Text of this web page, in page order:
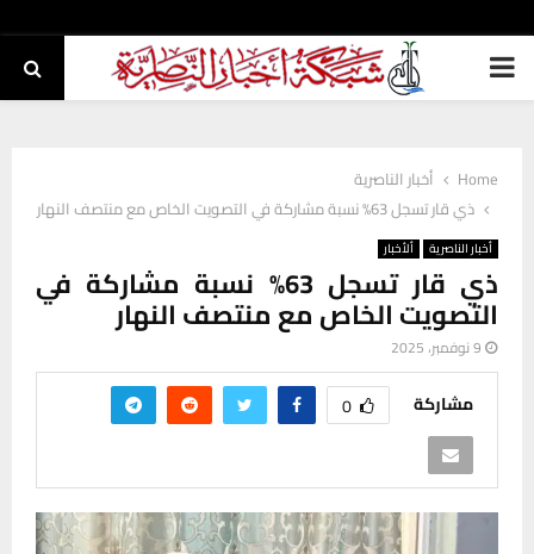
PRIMARY
Home
أخبار الناصرية
ذي قار تسجل 63% نسبة مشاركة في التصويت الخاص مع منتصف النهار
أخبار الناصرية ألأخبار
ذي قار تسجل 63% نسبة مشاركة في
التصويت الخاص مع منتصف النهار
9 نوفمبر، 2025
مشاركة 0